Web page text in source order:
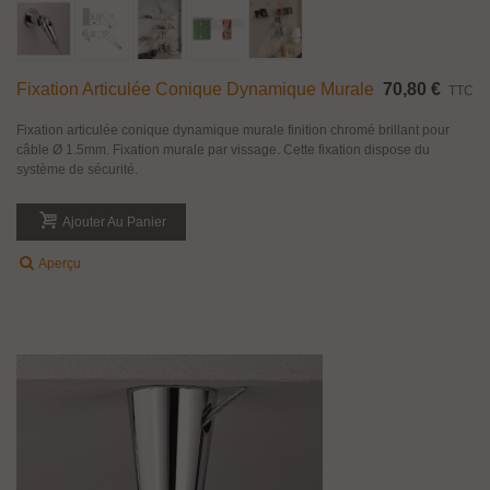
Fixation Articulée Conique Dynamique Murale 70,80 € TTC
Fixation articulée conique dynamique murale finition chromé brillant pour
câble Ø 1.5mm. Fixation murale par vissage. Cette fixation dispose du
système de sécurité.
Ajouter Au Panier
Aperçu